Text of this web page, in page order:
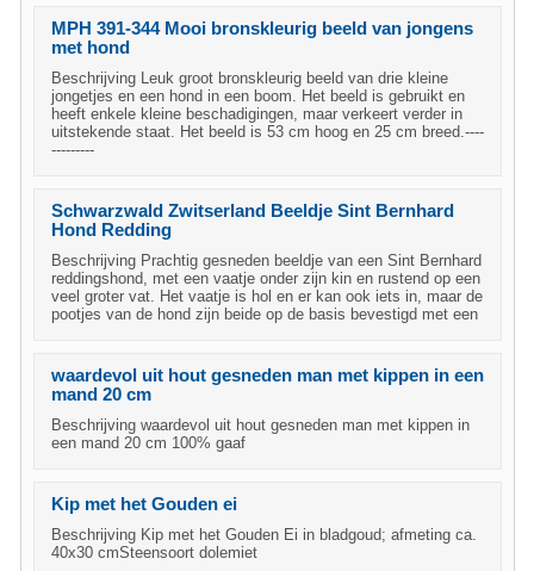
MPH 391-344 Mooi bronskleurig beeld van jongens
met hond
Beschrijving Leuk groot bronskleurig beeld van drie kleine
jongetjes en een hond in een boom. Het beeld is gebruikt en
heeft enkele kleine beschadigingen, maar verkeert verder in
uitstekende staat. Het beeld is 53 cm hoog en 25 cm breed.----
---------
Schwarzwald Zwitserland Beeldje Sint Bernhard
Hond Redding
Beschrijving Prachtig gesneden beeldje van een Sint Bernhard
reddingshond, met een vaatje onder zijn kin en rustend op een
veel groter vat. Het vaatje is hol en er kan ook iets in, maar de
pootjes van de hond zijn beide op de basis bevestigd met een
waardevol uit hout gesneden man met kippen in een
mand 20 cm
Beschrijving waardevol uit hout gesneden man met kippen in
een mand 20 cm 100% gaaf
Kip met het Gouden ei
Beschrijving Kip met het Gouden Ei in bladgoud; afmeting ca.
40x30 cmSteensoort dolemiet